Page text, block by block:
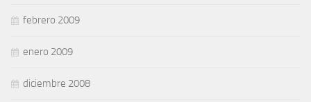
febrero 2009
enero 2009
diciembre 2008